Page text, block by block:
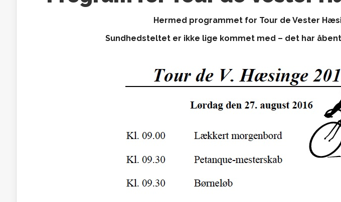
Hermed programmet for Tour de Vester
Sundhedsteltet er ikke lige kommet med – det har åbent